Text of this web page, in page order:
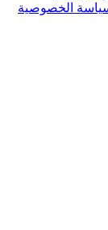
الخصوصية